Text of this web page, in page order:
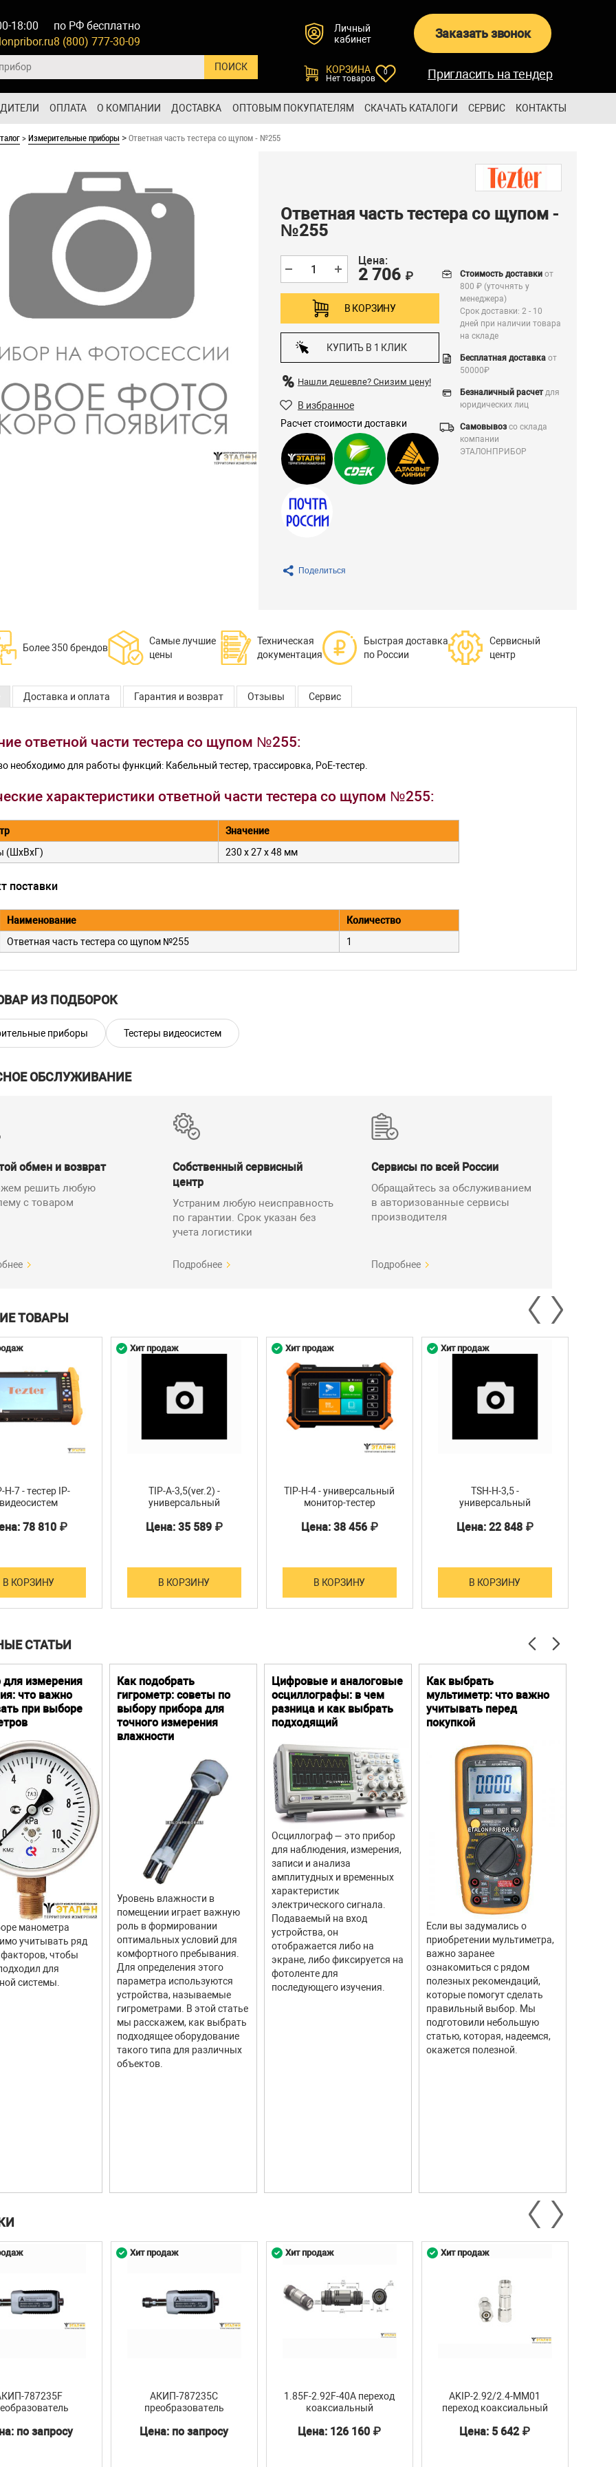
18:00
по РФ бесплатно
8 (800) 777-30-09
Личный
кабинет
Заказать звонок
КОРЗИНА
Нет товаров
0 Пригласить на тендер
ОПЛАТА О КОМПАНИИ ДОСТАВКА ОПТОВЫМ ПОКУПАТЕЛЯМ СКАЧАТЬ КАТАЛОГИ СЕРВИС КОНТАКТЫ
>Измерительные приборы >Ответная часть тестера со щупом - №255
Ответная часть тестера со щупом -
№255
Цена:
2 706 ₽
В КОРЗИНУ
КУПИТЬ В 1 КЛИК
Нашли дешевле? Снизим цену!
В избранное
Расчет стоимости доставки
Стоимость доставкиот
800 ₽ (уточнять у
менеджера)
Срок доставки: 2 - 10
дней при наличии товара
на складе
Бесплатная доставкаот
50000₽
Безналичный расчетдля
юридических лиц
Самовывозсо склада
компании
ЭТАЛОНПРИБОР
Поделиться
Более 350 брендов
Самые лучшие
цены
Техническая
документация
Быстрая доставка
по России
Сервисный
центр
Доставка и оплата Гарантия и возврат Отзывы Сервис
ответной части тестера со щупом №255:
необходимо для работы функций: Кабельный тестер, трассировка, PoE-тестер.
характеристики ответной части тестера со щупом №255:
Значение
(ШхВхГ)
230 х 27 х 48 мм
поставки
Наименование
Количество
Ответная часть тестера со щупом №255 1
ИЗ ПОДБОРОК
приборы Тестеры видеосистем
ОБСЛУЖИВАНИЕ
обмен и возврат
решить любую
с товаром
Собственный сервисный
центр
Устраним любую неисправность
по гарантии. Срок указан без
учета логистики
Подробнее
Сервисы по всей России
Обращайтесь за обслуживанием
в авторизованные сервисы
производителя
Подробнее
ТОВАРЫ
H-7 - тестер IP-
видеосистем
78 810 ₽
В КОРЗИНУ
TIP-A-3,5(ver.2) -
универсальный
AHD/CVBS и IP-
Цена: 35 589 ₽
В КОРЗИНУ
Хит продаж
TIP-H-4 - универсальный
монитор-тестер
видеосистем
Цена: 38 456 ₽
В КОРЗИНУ
Хит продаж
TSH-H-3,5 -
универсальный
AHD/CVI/TVI/CVBS-
Цена: 22 848 ₽
В КОРЗИНУ
Хит продаж
СТАТЬИ
для измерения
что важно
при выборе
манометра
учитывать ряд
чтобы
для
системы.
Как подобрать
гигрометр: советы по
выбору прибора для
точного измерения
влажности
Уровень влажности в
помещении играет важную
роль в формировании
оптимальных условий для
комфортного пребывания.
Для определения этого
параметра используются
устройства, называемые
гигрометрами. В этой статье
мы расскажем, как выбрать
подходящее оборудование
такого типа для различных
объектов.
Цифровые и аналоговые
осциллографы: в чем
разница и как выбрать
подходящий
Осциллограф — это прибор
для наблюдения, измерения,
записи и анализа
амплитудных и временных
характеристик
электрического сигнала.
Подаваемый на вход
устройства, он
отображается либо на
экране, либо фиксируется на
фотоленте для
последующего изучения.
Как выбрать
мультиметр: что важно
учитывать перед
покупкой
Если вы задумались о
приобретении мультиметра,
важно заранее
ознакомиться с рядом
полезных рекомендаций,
которые помогут сделать
правильный выбор. Мы
подготовили небольшую
статью, которая, надеемся,
окажется полезной.
787235F
по запросу
АКИП-787235C
преобразователь
Цена: по запросу
Хит продаж
1.85F-2.92F-40A переход
коаксиальный
Цена: 126 160 ₽
Хит продаж
AKIP-2.92/2.4-MM01
переход коаксиальный
Цена: 5 642 ₽
Хит продаж